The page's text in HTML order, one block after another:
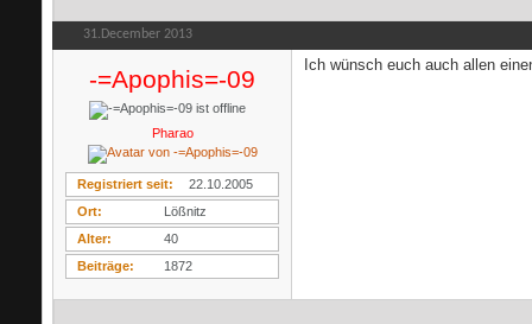
31.December 2013
-=Apophis=-09
Pharao
Registriert seit
22.10.2005
Ort
Lößnitz
Alter
40
Beiträge
1872
Ich wünsch euch auch allen